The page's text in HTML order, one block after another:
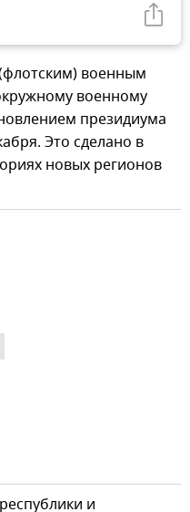
военным
военному
президиума
Это сделано в
новых регионов
и